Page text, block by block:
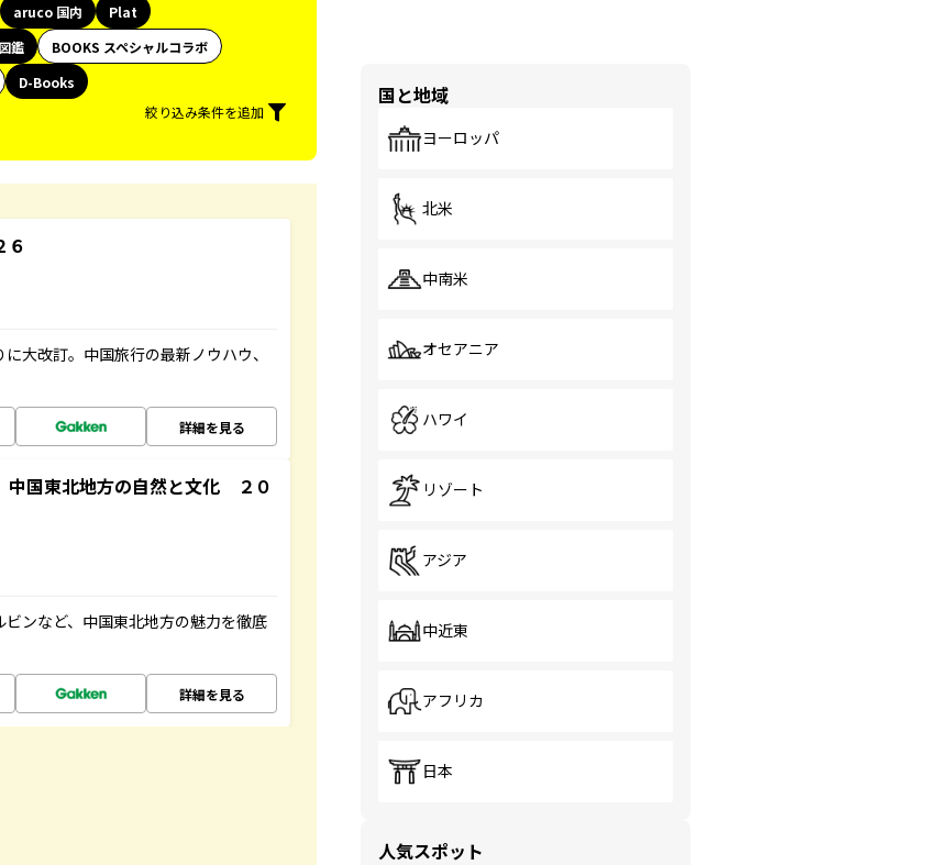
aruco 国内
Plat
鑑
BOOKS スペシャルコラボ
D-Books
絞り込み条件を追加
大改訂。中国旅行の最新ノウハウ、
詳細を見る
東北地方の自然と文化 ２０
ンなど、中国東北地方の魅力を徹底
詳細を見る
国と地域
ヨーロッパ
北米
中南米
オセアニア
ハワイ
リゾート
アジア
中近東
アフリカ
日本
人気スポット